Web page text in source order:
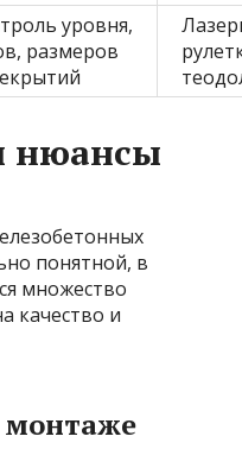
уровня,
размеров
нюансы
понятной, в
множество
качество и
монтаже